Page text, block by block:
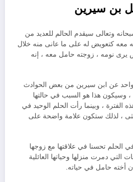
بن سيرين
وتعالى سيقدم الحالم للعديد من
معه كتعويض له على ما عانى منه خلال
يرى نومه ، زوجته حامل معه ، إنه
عن ابن سيرين من بعض الحوادث
وسيكون هذا هو السبب في حالتها
الفترة ، وبينما رأت الحلم الوحيد في
، لذلك ستكون علامة واضحة على
الحلم تحسنا في علاقتها مع زوجها
التي دمرت منزلها وحياتها العائلية
أخته حامل في حياته.